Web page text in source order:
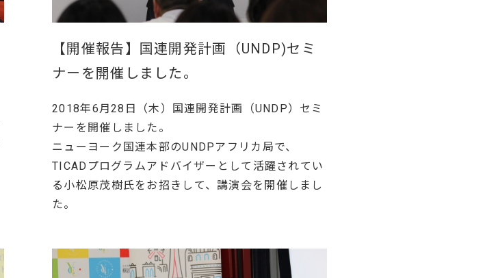
【開催報告】国連開発計画（UNDP)セミ
ナーを開催しました。
2018年6月28日（木）国連開発計画（UNDP）セミ
ナーを開催しました。
ニューヨーク国連本部のUNDPアフリカ局で、
TICADプログラムアドバイザーとして活躍されてい
る小松原茂樹氏をお招きして、講演会を開催しまし
た。